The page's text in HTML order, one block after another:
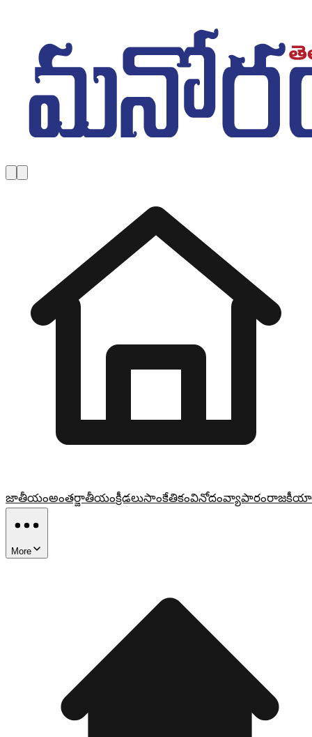
జాతీయంఅంతర్జాతీయంక్రీడలుసాంకేతికంవినోదంవ్యాపారం
More